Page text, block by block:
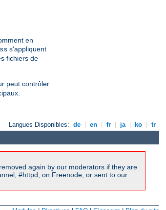
en
s'appliquent
fichiers de
peut contrôler
Langues Disponibles: de en fr ja ko tr
again by our moderators if they are
#httpd, on Freenode, or sent to our